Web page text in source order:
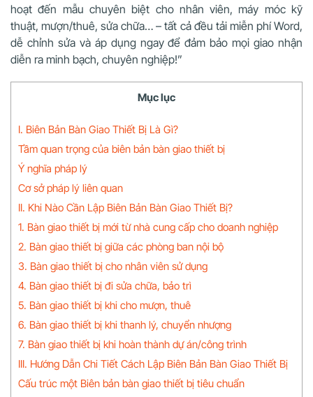
hoạt đến mẫu chuyên biệt cho nhân viên, máy móc kỹ
thuật, mượn/thuê, sửa chữa… – tất cả đều tải miễn phí Word,
dễ chỉnh sửa và áp dụng ngay để đảm bảo mọi giao nhận
diễn ra minh bạch, chuyên nghiệp!”
Mục lục
I. Biên Bản Bàn Giao Thiết Bị Là Gì?
Tầm quan trọng của biên bản bàn giao thiết bị
Ý nghĩa pháp lý
Cơ sở pháp lý liên quan
II. Khi Nào Cần Lập Biên Bản Bàn Giao Thiết Bị?
1. Bàn giao thiết bị mới từ nhà cung cấp cho doanh nghiệp
2. Bàn giao thiết bị giữa các phòng ban nội bộ
3. Bàn giao thiết bị cho nhân viên sử dụng
4. Bàn giao thiết bị đi sửa chữa, bảo trì
5. Bàn giao thiết bị khi cho mượn, thuê
6. Bàn giao thiết bị khi thanh lý, chuyển nhượng
7. Bàn giao thiết bị khi hoàn thành dự án/công trình
III. Hướng Dẫn Chi Tiết Cách Lập Biên Bản Bàn Giao Thiết Bị
Cấu trúc một Biên bản bàn giao thiết bị tiêu chuẩn